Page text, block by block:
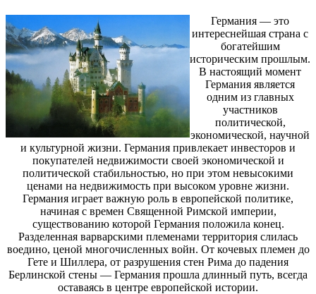
Германия — это
интереснейшая страна с
богатейшим
историческим прошлым.
В настоящий момент
Германия является
одним из главных
участников
политической,
экономической, научной
и культурной жизни. Германия привлекает инвесторов и
покупателей недвижимости своей экономической и
политической стабильностью, но при этом невысокими
ценами на недвижимость при высоком уровне жизни.
Германия играет важную роль в европейской политике,
начиная с времен Священной Римской империи,
существованию которой Германия положила конец.
Разделенная варварскими племенами территория слилась
воедино, ценой многочисленных войн. От кочевых племен до
Гете и Шиллера, от разрушения стен Рима до падения
Берлинской стены — Германия прошла длинный путь, всегда
оставаясь в центре европейской истории.